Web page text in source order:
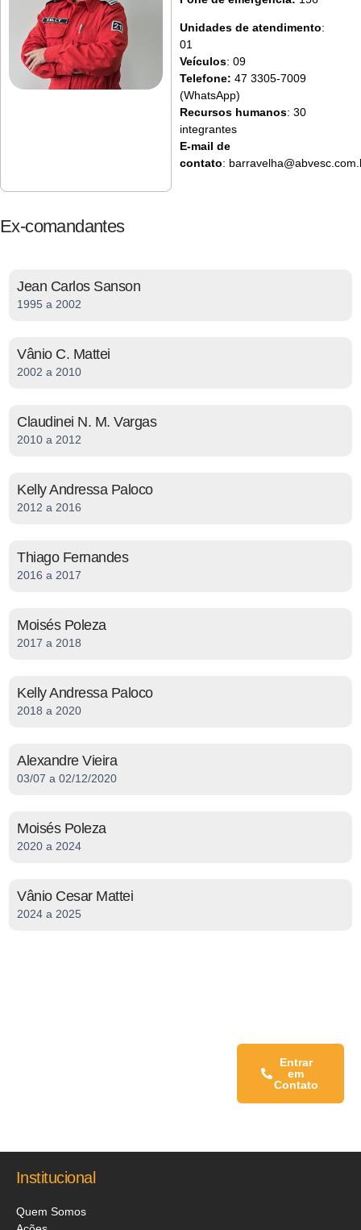
Unidades de atendimento:
01
Veículos: 09
Telefone: 47 3305-7009
(WhatsApp)
Recursos humanos: 30
integrantes
E-mail de
contato:
Ex-comandantes
Jean Carlos Sanson
1995 a 2002
Vânio C. Mattei
2002 a 2010
Claudinei N. M. Vargas
2010 a 2012
Kelly Andressa Paloco
2012 a 2016
Thiago Fernandes
2016 a 2017
Moisés Poleza
2017 a 2018
Kelly Andressa Paloco
2018 a 2020
Alexandre Vieira
03/07 a 02/12/2020
Moisés Poleza
2020 a 2024
Vânio Cesar Mattei
2024 a 2025
Entrar
em
Contato
Institucional
Quem Somos